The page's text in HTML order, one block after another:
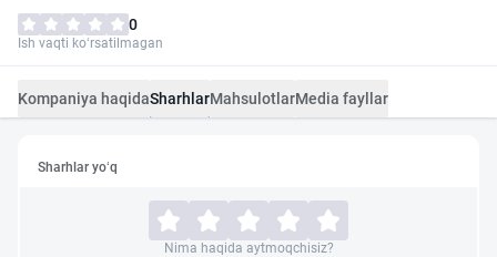
0
Ish vaqti ko‘rsatilmagan
Kompaniya haqidaSharhlarMahsulotlarMedia fayllar
Sharhlar yo‘q
Nima haqida aytmoqchisiz?